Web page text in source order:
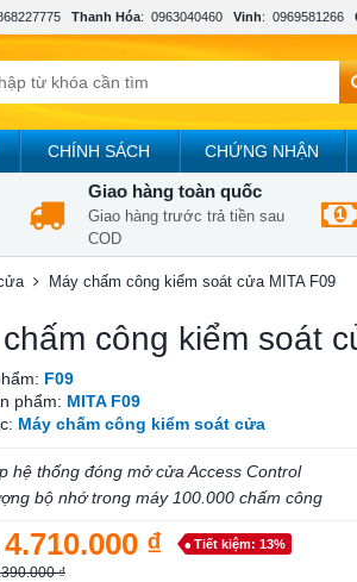
Thanh Hóa: 0963040460 Vinh: 0969581266
CHÍNH SÁCH CHỨNG NHẬN
Giao hàng toàn quốc
Giao hàng trước trả tiền sau
COD
Máy chấm công kiểm soát cửa MITA F09
công kiểm soát
F09
phẩm: MITA F09
Máy chấm công kiểm soát cửa
hệ thống đóng mở cửa Access Control
bộ nhớ trong máy 100.000 chấm công
4.710.000 ₫ Tiết kiệm: 13%
₫